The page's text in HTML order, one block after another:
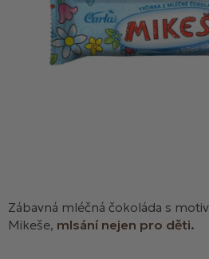
Zábavná mléčná čokoláda s
Mikeše, mlsání nejen pro děti.